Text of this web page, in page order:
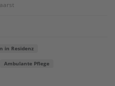
in Residenz
Ambulante Pflege